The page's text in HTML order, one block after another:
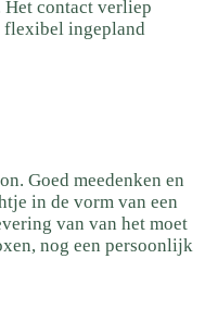
Het contact verliep
flexibel ingepland
Goed meedenken en
in de vorm van een
van van het moet
nog een persoonlijk